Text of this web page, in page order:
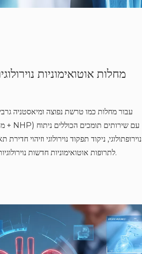
מחלות אוטואימוניות
עבור מחלות כמו טרשת נפוצה ומיאסטניה
נוירופתולוגי, ניקוד תפקוד נוירולוגי וזיהוי חדירת
תומכים והגשות IND לתרופות אוטואימוניות חדשות נוירולוגיות.